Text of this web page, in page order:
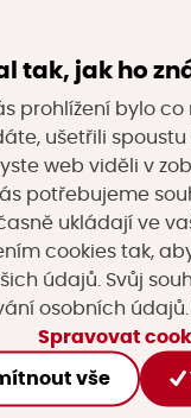
terénní
zpevněných
drenáž.
údaje
tak, jak ho
prohlížení bylo
ušetřili
web viděli v
potřebujeme
ukládají ve
cookies tak,
údajů. Svůj
osobních údajů.
Spravovat
vše